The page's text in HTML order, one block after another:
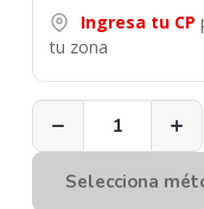
Ingresa tu CP
tu zona
− +
Selecciona